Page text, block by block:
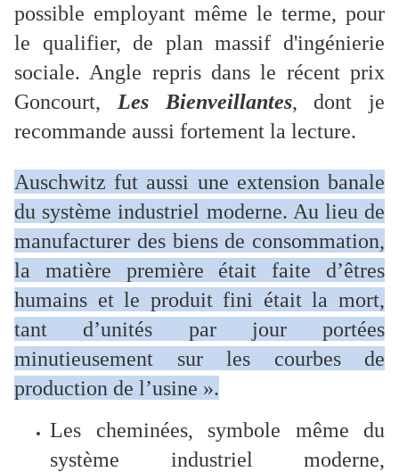
possible employant même le terme, pour
le qualifier, de plan massif d'ingénierie
sociale. Angle repris dans le récent prix
Goncourt, Les Bienveillantes, dont je
recommande aussi fortement la lecture.
Auschwitz fut aussi une extension banale
du système industriel moderne. Au lieu de
manufacturer des biens de consommation,
la matière première était faite d’êtres
humains et le produit fini était la mort,
tant d’unités par jour portées
minutieusement sur les courbes de
production de l’usine ».
Les cheminées, symbole même du
système industriel moderne,